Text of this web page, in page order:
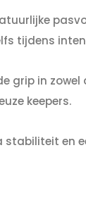
tijdens
grip in
keepers.
stabiliteit en